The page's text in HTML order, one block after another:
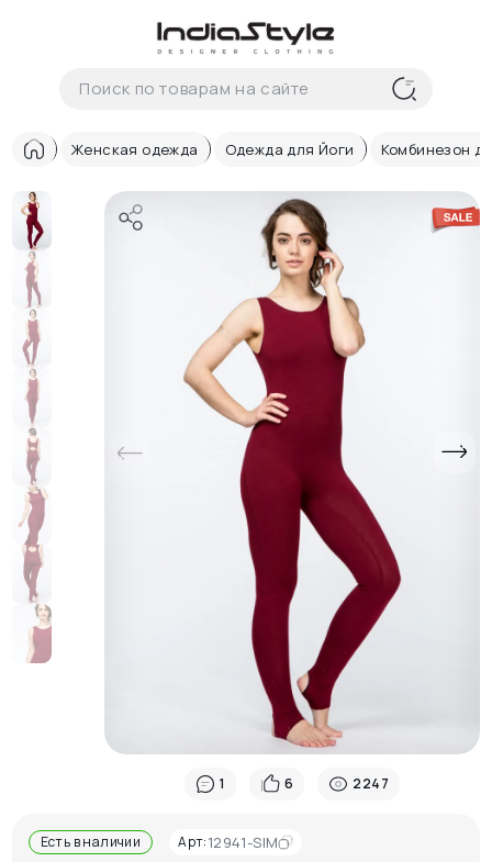
Корзина
В корзиненеттоваров
Корзина покупок пуста..
Женская одежда Одежда для Йоги Комбинезон
1 6 2247
Есть в наличии Арт:12941-SIM